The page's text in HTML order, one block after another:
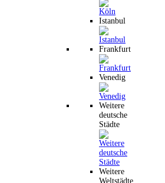
Istanbul
Frankfurt
Venedig
Weitere
deutsche
Städte
Weitere
Weltstädte